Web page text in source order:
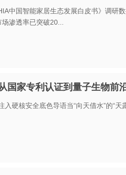
中国智能家居生态发展白皮书》调研
渗透率已突破20...
国家专利认证到量子生物前
硬核安全底色导语当“向天借水”的“天